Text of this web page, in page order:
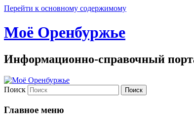
Перейти к основному содержимому
Моё Оренбуржье
Информационно-справочный
Поиск
Главное меню